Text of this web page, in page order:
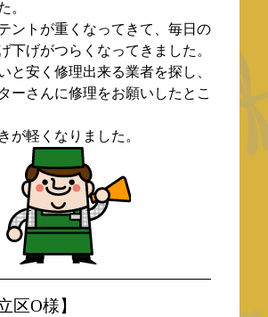
。
ントが重くなってきて、毎日の
下げがつらくなってきました。
と安く修理出来る業者を探し、
ーさんに修理をお願いしたとこ
が軽くなりました。
区O様】